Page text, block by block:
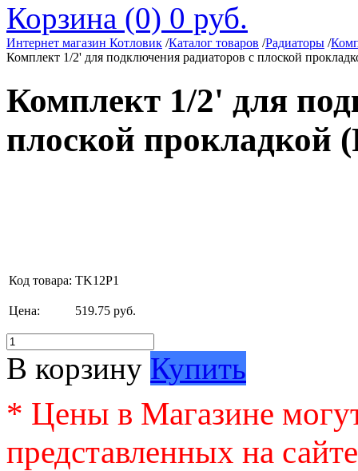
Корзина (0) 0 руб.
Интернет магазин Котловик /Каталог товаров /Радиаторы /
Комплект 1/2' для подключения радиаторов с плоской
Комплект 1/2' для
плоской прокладкой
Код товара: TK12P1
Цена: 519.75 руб.
В корзину Купить
* Цены в Магазине
представленных на сайте